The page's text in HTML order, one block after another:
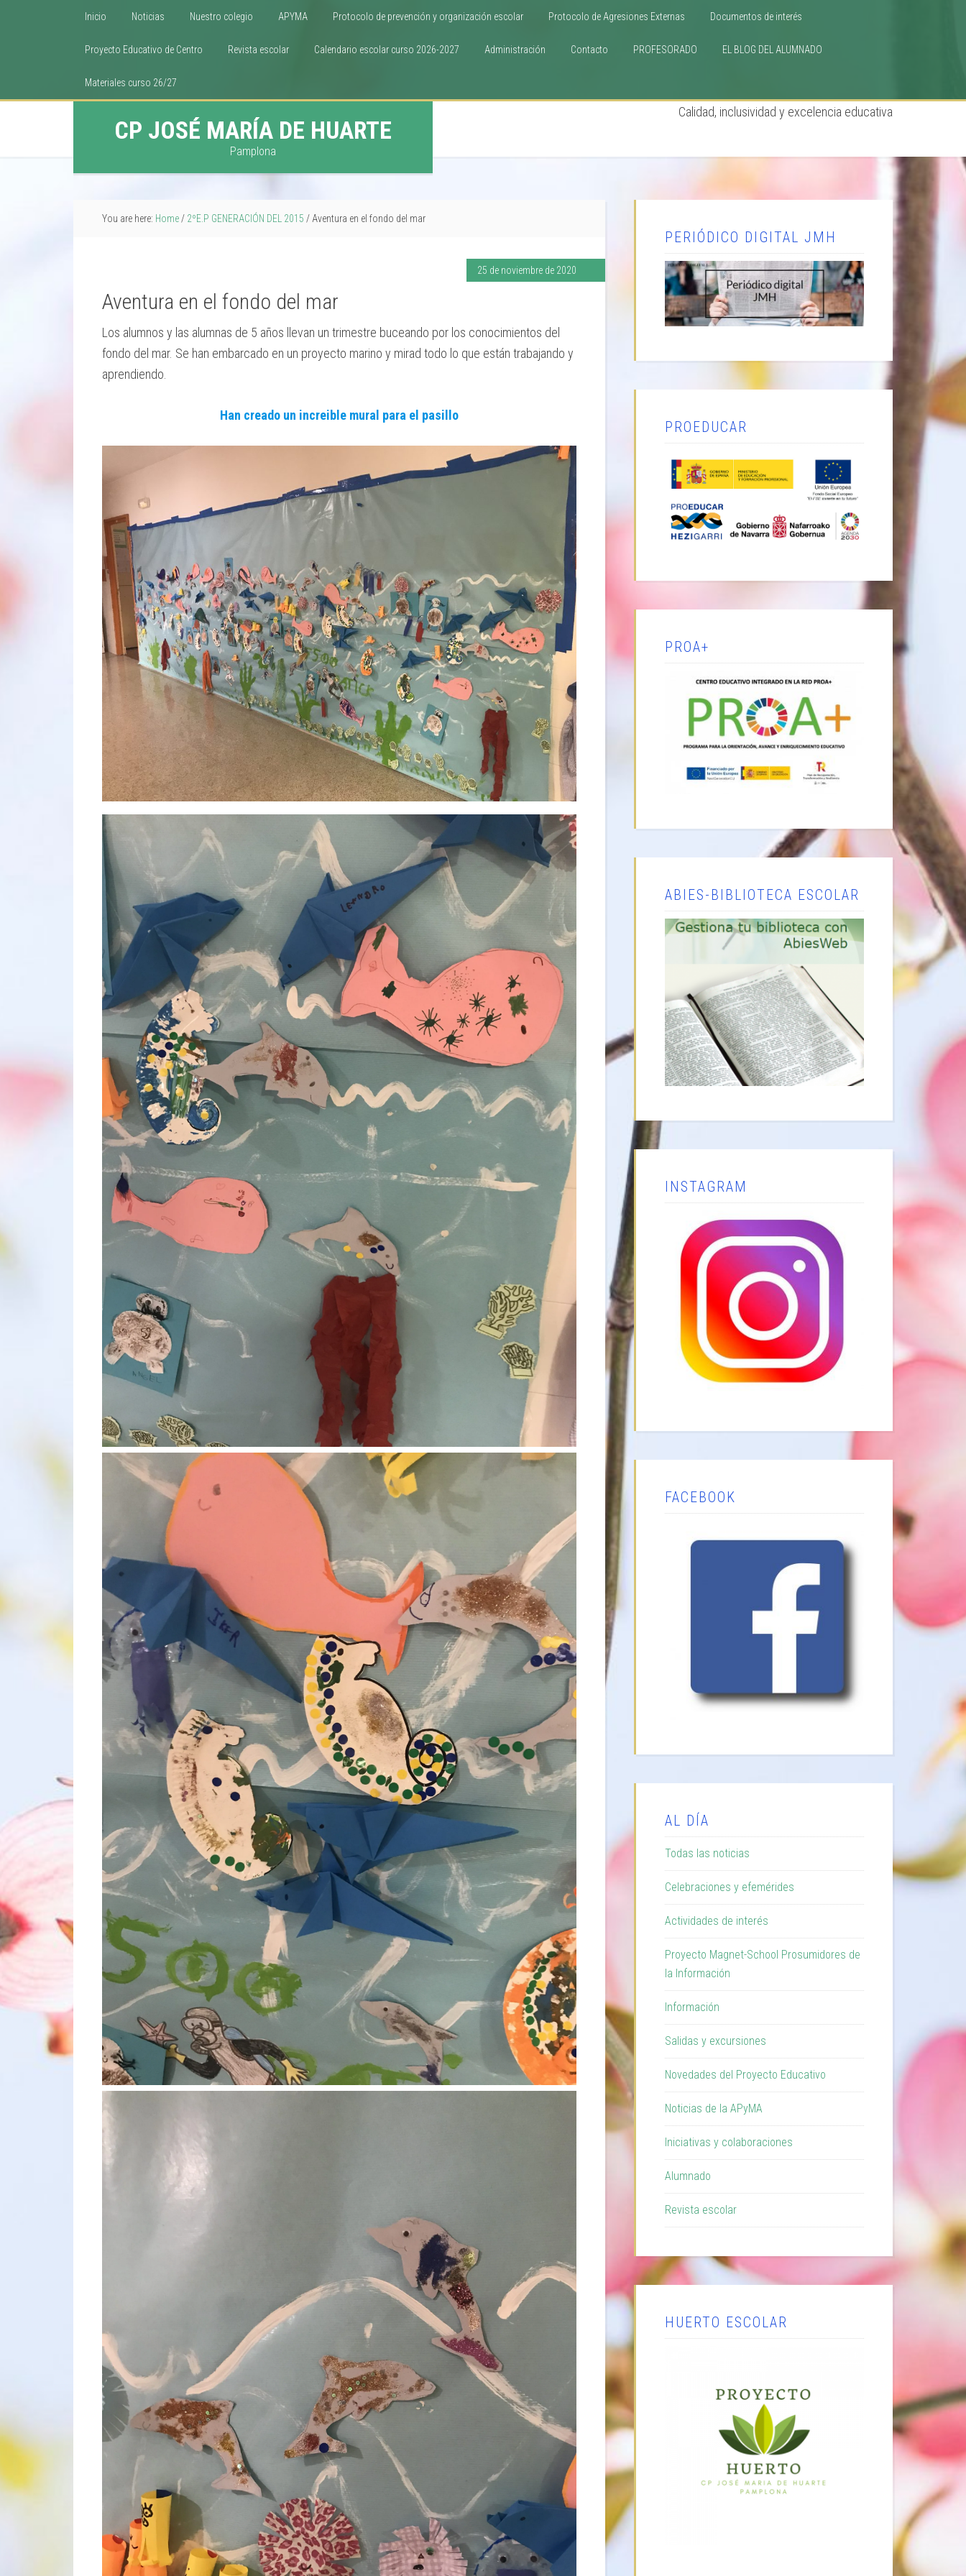
Inicio Noticias Nuestro colegio APYMA Protocolo de prevención y organización escolar Protocolo de Agresiones Externas Documentos de interés
Proyecto Educativo de Centro Revista escolar Calendario escolar curso 2026-2027 Administración Contacto PROFESORADO EL BLOG DEL ALUMNADO
Materiales curso 26/27
CP JOSÉ MARÍA DE HUARTE
Pamplona
Calidad, inclusividad y excelencia educativa
You are here: Home / 2ºE.P GENERACIÓN DEL 2015 / Aventura en el fondo del mar
25 de noviembre de 2020
Aventura en el fondo del mar
Los alumnos y las alumnas de 5 años llevan un trimestre buceando por los conocimientos del
fondo del mar. Se han embarcado en un proyecto marino y mirad todo lo que están trabajando y
aprendiendo.
Han creado un increible mural para el pasillo
PERIÓDICO DIGITAL JMH
PROEDUCAR
PROA+
ABIES-BIBLIOTECA ESCOLAR
INSTAGRAM
FACEBOOK
AL DÍA
Todas las noticias
Celebraciones y efemérides
Actividades de interés
Proyecto Magnet-School Prosumidores de
la Información
Información
Salidas y excursiones
Novedades del Proyecto Educativo
Noticias de la APyMA
Iniciativas y colaboraciones
Alumnado
Revista escolar
HUERTO ESCOLAR